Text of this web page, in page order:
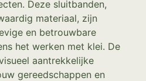
Deze sluitbanden,
materiaal, zijn
en betrouwbare
het werken met klei. De
aantrekkelijke
gereedschappen en